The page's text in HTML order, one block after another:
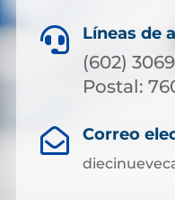
 Líneas de
(602)
Postal:
 Correo